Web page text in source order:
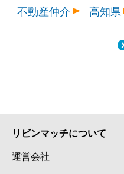
不動産仲介
高知県
リビンマッチについて
運営会社